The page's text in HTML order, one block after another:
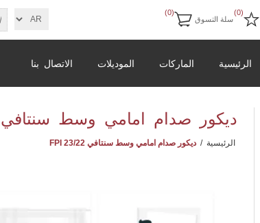
(0)
سلة التسوق
(0)
الرئيسية الماركات الموديلات الاتصال بنا
ديكور صدام امامي وسط سنتافي 23/22 FPI
الرئيسية / ديكور صدام امامي وسط سنتافي 23/22 FPI